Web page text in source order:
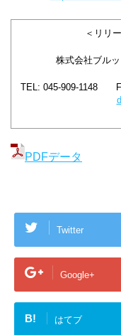
＜リリ
株式会社ブル
TEL: 045-909-1148
PDFデータ
Twitter
Google+
B! はてブ